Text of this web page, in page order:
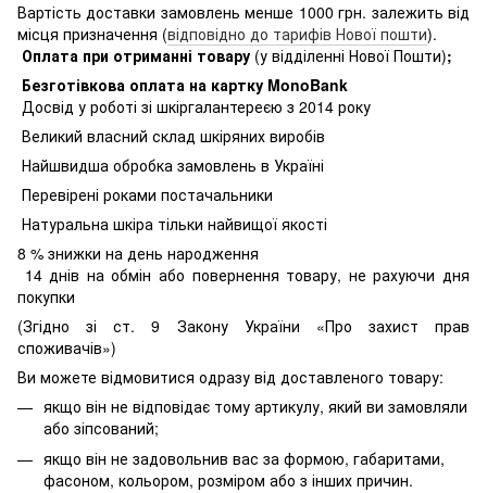
Вартість доставки замовлень менше 1000 грн. залежить від
місця призначення (відповідно до тарифів Нової пошти).
Оплата при отриманні товару (у відділенні Нової Пошти);
Безготівкова оплата на картку MonoBank
Досвід у роботі зі шкіргалантереєю з 2014 року
Великий власний склад шкіряних виробів
Найшвидша обробка замовлень в Україні
Перевірені роками постачальники
Натуральна шкіра тільки найвищої якості
8 % знижки на день народження
14 днів на обмін або повернення товару, не рахуючи дня
покупки
(Згідно зі ст. 9 Закону України «Про захист прав
споживачів»)
Ви можете відмовитися одразу від доставленого товару:
якщо він не відповідає тому артикулу, який ви замовляли
або зіпсований;
якщо він не задовольнив вас за формою, габаритами,
фасоном, кольором, розміром або з інших причин.